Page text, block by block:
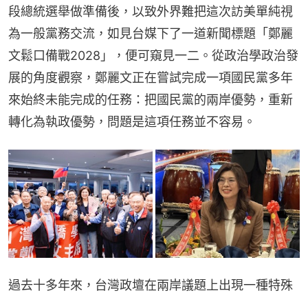
段總統選舉做準備後，以致外界難把這次訪美單純視
為一般黨務交流，如見台媒下了一道新聞標題「鄭麗
文鬆口備戰2028」，便可窺見一二。從政治學政治發
展的角度觀察，鄭麗文正在嘗試完成一項國民黨多年
來始終未能完成的任務：把國民黨的兩岸優勢，重新
轉化為執政優勢，問題是這項任務並不容易。
過去十多年來，台灣政壇在兩岸議題上出現一種特殊